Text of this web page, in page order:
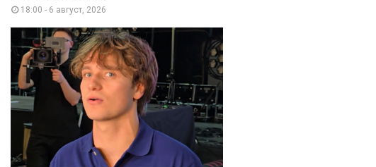
18:00 - 6 август, 2026